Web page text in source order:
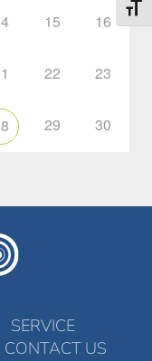
15 16
22 23
29 30
SERVICE
CONTACT US